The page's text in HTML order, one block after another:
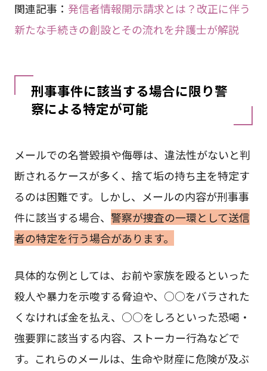
関連記事： 発信者情報開示請求とは？改正に伴う
新たな手続きの創設とその流れを弁護士が解説
刑事事件に該当する場合に限り警
察による特定が可能
メールでの名誉毀損や侮辱は、違法性がないと判
断されるケースが多く、捨て垢の持ち主を特定す
るのは困難です。しかし、メールの内容が刑事事
件に該当する場合、 警察が捜査の一環として送信
者の特定を行う場合があります。
具体的な例としては、お前や家族を殴るといった
殺人や暴力を示唆する脅迫や、○○をバラされた
くなければ金を払え、○○をしろといった恐喝・
強要罪に該当する内容、ストーカー行為などで
す。これらのメールは、生命や財産に危険が及ぶ